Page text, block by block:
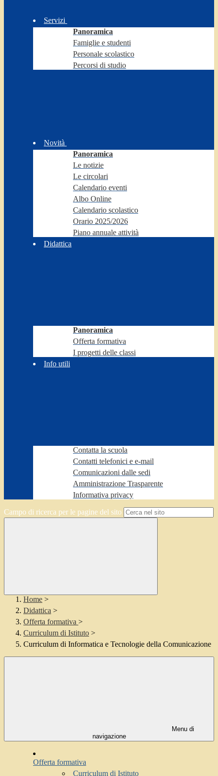
Servizi
Panoramica
Famiglie e studenti
Personale scolastico
Percorsi di studio
Novità
Panoramica
Le notizie
Le circolari
Calendario eventi
Albo Online
Calendario scolastico
Orario 2025/2026
Piano annuale attività
Didattica
Panoramica
Offerta formativa
I progetti delle classi
Info utili
Contatta la scuola
Contatti telefonici e e-mail
Comunicazioni dalle sedi
Amministrazione Trasparente
Informativa privacy
Campo di ricerca per le pagine del sito
Home >
Didattica >
Offerta formativa >
Curriculum di Istituto >
Curriculum di Informatica e Tecnologie della Comunicazione
Menu di
navigazione
Offerta formativa
Curriculum di Istituto